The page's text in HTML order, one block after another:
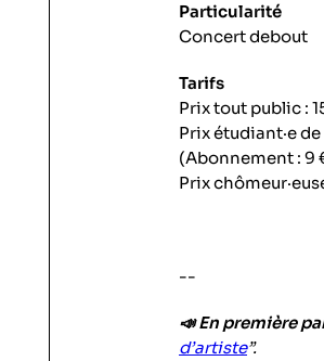
Particularité
Concert debout
Tarifs
Prix tout public :
Prix étudiant·e
(Abonnement : 9
Prix
--
📣 En première
d’artiste”.